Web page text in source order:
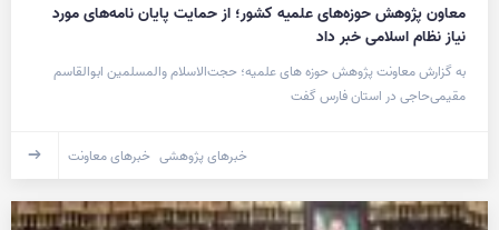
معاون پژوهش حوزه‌های علمیه کشور؛ از حمایت پایان نامه‌های مورد
نیاز نظام اسلامی خبر داد
به گزارش معاونت پژوهش حوزه های علمیه؛ حجت‌الاسلام والمسلمین ابوالقاسم
مقیمی‌حاجی در استان فارس گفت
خبرهای پژوهشی خبرهای معاونت